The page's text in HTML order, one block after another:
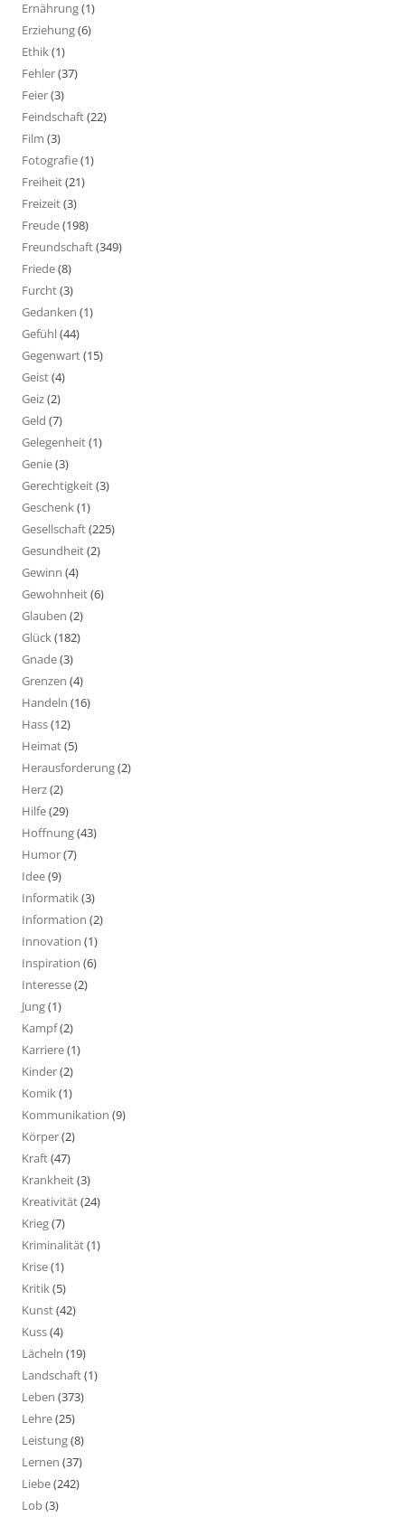
Ernährung(1)
Erziehung(6)
Ethik(1)
Fehler(37)
Feier(3)
Feindschaft(22)
Film (3)
Fotografie(1)
Freiheit(21)
Freizeit(3)
Freude(198)
Freundschaft(349)
Friede(8)
Furcht(3)
Gedanken (1)
Gefühl(44)
Gegenwart(15)
Geist(4)
Geiz(2)
Geld (7)
Gelegenheit(1)
Genie(3)
Gerechtigkeit(3)
Geschenk(1)
Gesellschaft(225)
Gesundheit(2)
Gewinn (4)
Gewohnheit(6)
Glauben (2)
Glück(182)
Gnade(3)
Grenzen (4)
Handeln (16)
Hass(12)
Heimat(5)
Herausforderung(2)
Herz(2)
Hilfe(29)
Hoffnung(43)
Humor(7)
Idee(9)
Informatik(3)
Information (2)
Innovation (1)
Inspiration (6)
Interesse(2)
Jung(1)
Kampf(2)
Karriere(1)
Kinder(2)
Komik(1)
Kommunikation (9)
Körper(2)
Kraft(47)
Krankheit(3)
Kreativität(24)
Krieg(7)
Kriminalität(1)
Krise(1)
Kritik(5)
Kunst(42)
Kuss(4)
Lächeln (19)
Landschaft(1)
Leben (373)
Lehre(25)
Leistung(8)
Lernen (37)
Liebe(242)
Lob(3)